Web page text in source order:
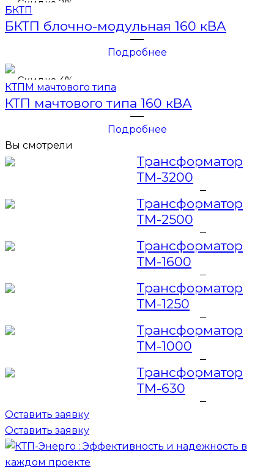
Скидка 2%
БКТП
БКТП блочно-модульная 160 кВА
Подробнее
Скидка 4%
КТПМ мачтового типа
КТП мачтового типа 160 кВА
Подробнее
Вы смотрели
Трансформатор
ТМ-3200
Трансформатор
ТМ-2500
Трансформатор
ТМ-1600
Трансформатор
ТМ-1250
Трансформатор
ТМ-1000
Трансформатор
ТМ-630
Оставить заявку
Оставить заявку